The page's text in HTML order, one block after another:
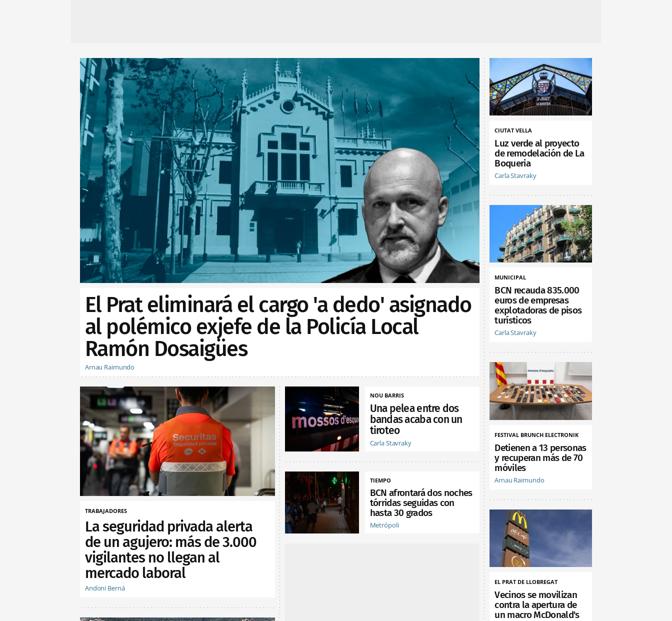
El Prat eliminará el cargo 'a dedo' asignado
al polémico exjefe de la Policía Local
Ramón Dosaigües
Arnau Raimundo
TRABAJADORES
La seguridad privada alerta
de un agujero: más de 3.000
vigilantes no llegan al
mercado laboral
Andoni Berná
NOU BARRIS
Una pelea entre dos
bandas acaba con un
tiroteo
Carla Stavraky
TIEMPO
BCN afrontará dos noches
tórridas seguidas con
hasta 30 grados
Metrópoli
CIUTAT VELLA
Luz verde al proyecto
de remodelación de La
Boqueria
Carla Stavraky
MUNICIPAL
BCN recauda 835.000
euros de empresas
explotadoras de pisos
turísticos
Carla Stavraky
FESTIVAL BRUNCH ELECTRONIK
Detienen a 13 personas
y recuperan más de 70
móviles
Arnau Raimundo
EL PRAT DE LLOBREGAT
Vecinos se movilizan
contra la apertura de
un macro McDonald's